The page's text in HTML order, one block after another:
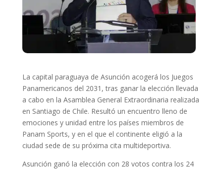
La capital paraguaya de Asunción acogerá los Juegos
Panamericanos del 2031, tras ganar la elección llevada
a cabo en la Asamblea General Extraordinaria realizada
en Santiago de Chile. Resultó un encuentro lleno de
emociones y unidad entre los países miembros de
Panam Sports, y en el que el continente eligió a la
ciudad sede de su próxima cita multideportiva.
Asunción ganó la elección con 28 votos contra los 24